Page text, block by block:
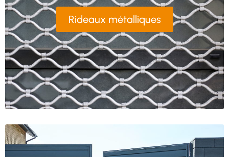
Rideaux métalliques